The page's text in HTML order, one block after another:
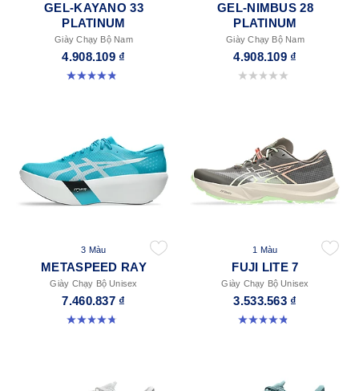
GEL-KAYANO 33
PLATINUM
Giày Chạy Bộ Nam
4.908.109 ₫
4.8 trong số 5 sao. 5 đánh giá
GEL-NIMBUS 28
PLATINUM
Giày Chạy Bộ Nam
4.908.109 ₫
0.0 trong số 5 sao.
3 Màu
METASPEED RAY
Giày Chạy Bộ Unisex
7.460.837 ₫
4.8 trong số 5 sao. 186 đánh giá
1 Màu
FUJI LITE 7
Giày Chạy Bộ Unisex
3.533.563 ₫
4.8 trong số 5 sao. 11 đánh giá